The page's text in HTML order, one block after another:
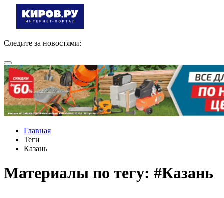
Следите за новостями:
Главная
Теги
Казань
Материалы по тегу: #Казань